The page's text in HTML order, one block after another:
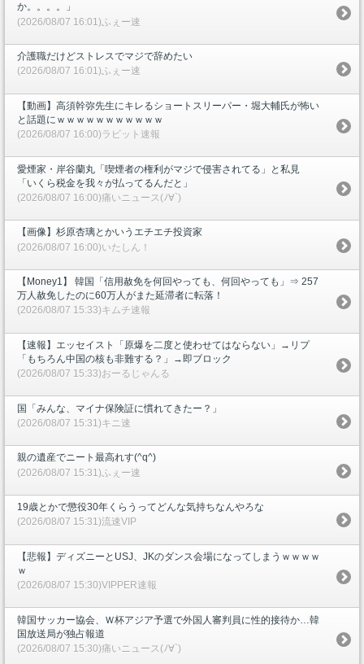
か。。。。」
(2026/08/07 16:01)ふぇー速
介護職だけどストレスでマジで辞めたい
(2026/08/07 16:01)ふぇー速
【動画】高須幹弥先生にキレるショートスリーパー・堀大輔氏が怖い
と話題にｗｗｗｗｗｗｗｗｗｗｗ
(2026/08/07 16:00)ラビット速報
愛煙家・岸谷蘭丸「喫煙者の権利がマジで侵害されてる」と私見
「いくら税金を我々が払ってるんだと」
(2026/08/07 16:00)痛いニュース(ﾉ∀`)
【画像】杉原杏璃とかいうエチエチ投資家
(2026/08/07 16:00)いたしん！
【Money1】 韓国「信用赦免を何回やっても、何回やっても」⇒ 257
万人赦免したのに60万人がまた延滞者に転落！
(2026/08/07 15:33)キムチ速報
【速報】エッセイスト「原爆を二度と使わせてはならない」→リプ
「もちろん中国の核も非難する？」→即ブロック
(2026/08/07 15:33)おーるじゃんる
国「みんな、マイナ保険証に慣れてきたー？」
(2026/08/07 15:31)キニ速
親の遺産でニート最高れす(^q^)
(2026/08/07 15:31)ふぇー速
19歳とかで懲役30年くらうってどんな気持ちなんやろな
(2026/08/07 15:31)流速VIP
【悲報】ディズニーとUSJ、JKのダンス会場になってしまうｗｗｗｗ
ｗ
(2026/08/07 15:30)VIPPER速報
韓国サッカー協会、Ｗ杯アジア予選で外国人審判員に性的接待か…韓
国放送局が独占報道
(2026/08/07 15:30)痛いニュース(ﾉ∀`)